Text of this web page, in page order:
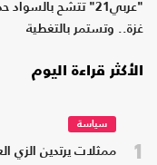
"عربي21" تتشح
غزة.. وتستمر بالتغطية
الأكثر قراءة اليوم
1
سياسة
ممثلات يرتدين